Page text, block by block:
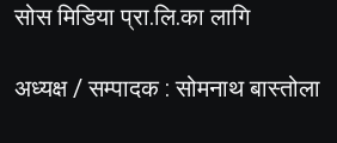
सोस मिडिया प्रा.लि.का लागि
अध्यक्ष / सम्पादक : सोमनाथ बास्तोला